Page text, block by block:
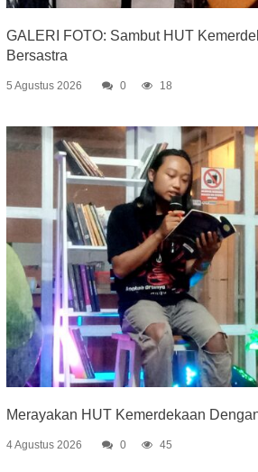
GALERI FOTO: Sambut HUT
Bersastra
5 Agustus 2026 0 18
Merayakan HUT Kemerdekaan
4 Agustus 2026 0 45